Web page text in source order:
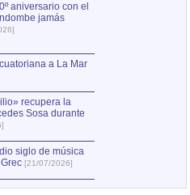
aniversario con el
jamás
a La Mar
recupera la
Sosa durante
siglo de música
[21/07/2026]